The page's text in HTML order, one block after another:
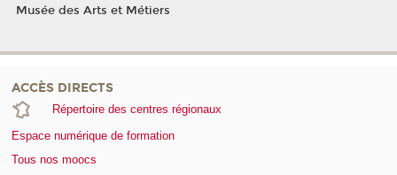
Musée des Arts et Métiers
ACCÈS DIRECTS
Répertoire des centres régionaux
Espace numérique de formation
Tous nos moocs